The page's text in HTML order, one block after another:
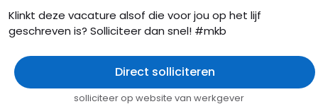
Klinkt deze vacature alsof die voor jou op het lijf
geschreven is? Solliciteer dan snel! #mkb
Direct solliciteren
solliciteer op website van werkgever